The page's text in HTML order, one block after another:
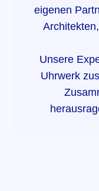
eigenen
Unsere
Uhrwerk